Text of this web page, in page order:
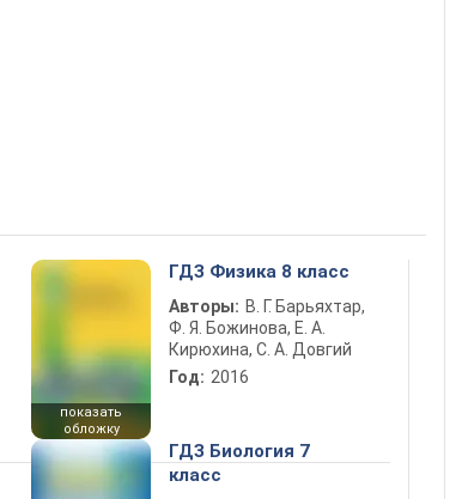
показать
обложку
ГДЗ Физика 8 класс
Авторы: В. Г. Барьяхтар,
Ф. Я. Божинова, Е. А.
Кирюхина, С. А. Довгий
Год: 2016
ГДЗ Биология 7
класс